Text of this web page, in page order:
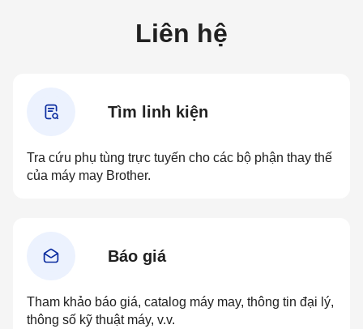
Liên hệ
Tìm linh kiện
Tra cứu phụ tùng trực tuyến cho các bộ phận thay thế
của máy may Brother.
Báo giá
Tham khảo báo giá, catalog máy may, thông tin đại lý,
thông số kỹ thuật máy, v.v.